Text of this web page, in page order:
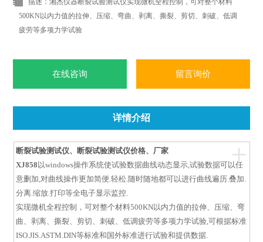
描述：湘杰仪器断裂试验测试仪实现微机全程控制，可对整个材料
500KN以内力值的拉伸、压缩、弯曲、剥离、撕裂、剪切、刺破、低调
疲劳等多项力学试验
在线咨询 留言询价
详情介绍
+
断裂试验测试仪、断裂试验测试仪价格、厂家
XJ858 以windows操作系统使试验数据曲线动态显示,试验数据可以任
意删加,对曲线操作更加简便.轻松.随时随地都可以进行曲线遍历.叠加.
分离.缩放.打印等全电子显示监控.
实现微机全程控制， 可对整个材料500KN以内力值的拉伸、压缩、弯
曲、剥离、撕裂、剪切、刺破、低调疲劳等多项力学试验,可根据标准
ISO.JIS.ASTM.DIN等标准和国外标准进行试验和提供数据.